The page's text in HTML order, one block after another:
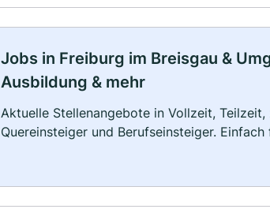
Jobs in Freiburg im Breisgau &
Ausbildung & mehr
Aktuelle Stellenangebote in Vollzeit,
Quereinsteiger und Berufseinsteiger.